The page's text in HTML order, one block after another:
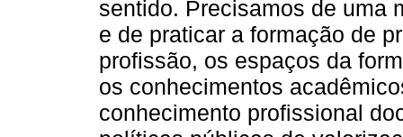
sentido. Precisamos de uma
e de praticar a formação de
profissão, os espaços da
os conhecimentos
conhecimento profissional